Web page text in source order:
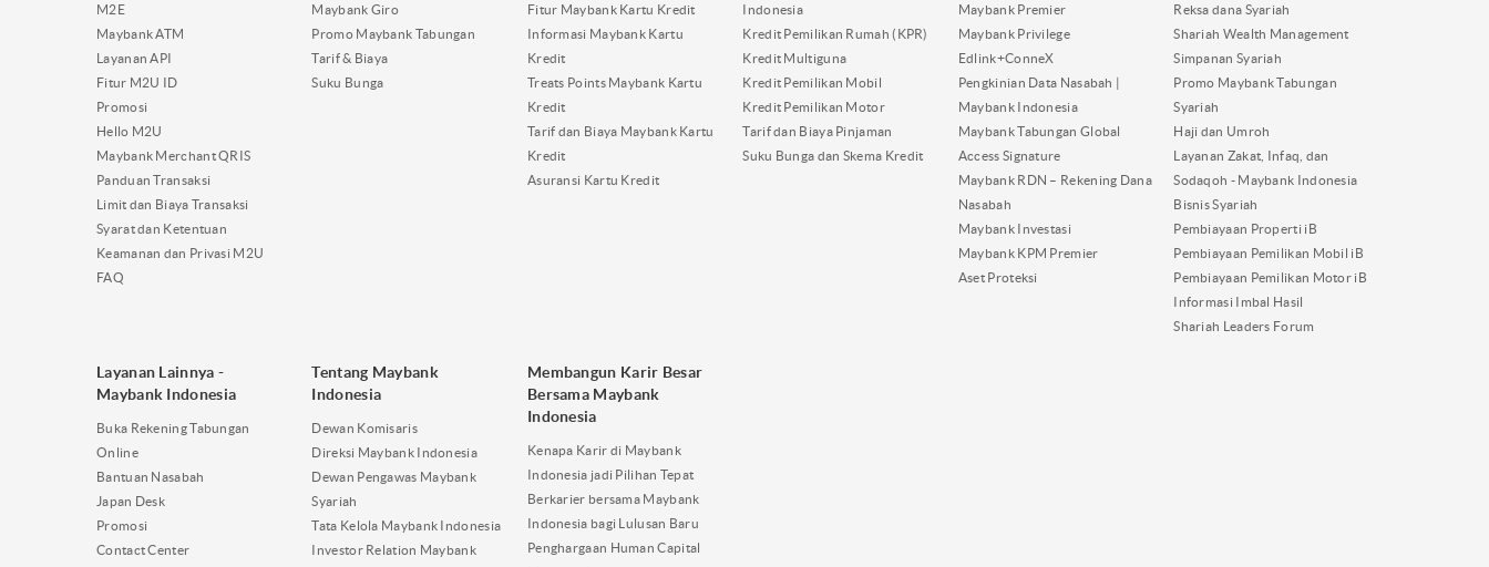
M2E
Maybank ATM
Layanan API
Fitur M2U ID
Promosi
Hello M2U
Maybank Merchant QRIS
Panduan Transaksi
Limit dan Biaya Transaksi
Syarat dan Ketentuan
Keamanan dan Privasi M2U
FAQ
Maybank Giro
Promo Maybank Tabungan
Tarif & Biaya
Suku Bunga
Fitur Maybank Kartu Kredit
Informasi Maybank Kartu
Kredit
Treats Points Maybank Kartu
Kredit
Tarif dan Biaya Maybank Kartu
Kredit
Asuransi Kartu Kredit
Indonesia
Kredit Pemilikan Rumah (KPR)
Kredit Multiguna
Kredit Pemilikan Mobil
Kredit Pemilikan Motor
Tarif dan Biaya Pinjaman
Suku Bunga dan Skema Kredit
Maybank Premier
Maybank Privilege
Edlink+ConneX
Pengkinian Data Nasabah |
Maybank Indonesia
Maybank Tabungan Global
Access Signature
Maybank RDN – Rekening Dana
Nasabah
Maybank Investasi
Maybank KPM Premier
Aset Proteksi
Reksa dana Syariah
Shariah Wealth Management
Simpanan Syariah
Promo Maybank Tabungan
Syariah
Haji dan Umroh
Layanan Zakat, Infaq, dan
Sodaqoh - Maybank Indonesia
Bisnis Syariah
Pembiayaan Properti iB
Pembiayaan Pemilikan Mobil iB
Pembiayaan Pemilikan Motor iB
Informasi Imbal Hasil
Shariah Leaders Forum
Layanan Lainnya -
Maybank Indonesia
Buka Rekening Tabungan
Online
Bantuan Nasabah
Japan Desk
Promosi
Contact Center
Tentang Maybank
Indonesia
Dewan Komisaris
Direksi Maybank Indonesia
Dewan Pengawas Maybank
Syariah
Tata Kelola Maybank Indonesia
Investor Relation Maybank
Membangun Karir Besar
Bersama Maybank
Indonesia
Kenapa Karir di Maybank
Indonesia jadi Pilihan Tepat
Berkarier bersama Maybank
Indonesia bagi Lulusan Baru
Penghargaan Human Capital